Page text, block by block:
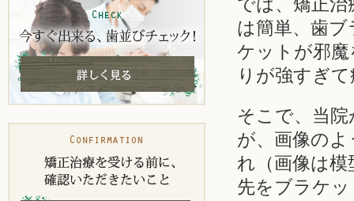
は簡単、歯
ケットが邪
りが強すぎ
そこで、当
が、画像の
れ（画像は
先をブラケ